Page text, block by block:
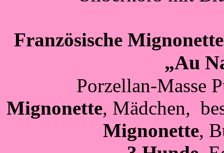
Französische Mignonette
„Au
Porzellan-Masse
Mignonette, Mädchen,
Mignonette,